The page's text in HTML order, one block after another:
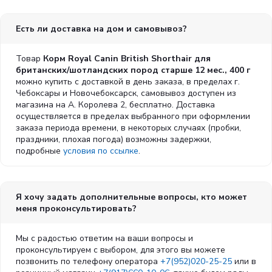
минеральные вещества, дрожжи и побочные продукты
аптечного, экстракт бархатцев прямостоячих (источник
лютеина), гидролизат из панциря ракообразных (источник
глюкозамина), гидролизат из хряща (источник
хондроитина).
*L.I.P.: белки, отобранные по принципу максимальной
усвояемости.
Витамин A: 31000 МЕ, витамин D3: 800 МЕ, E1 (железо): 40
мг, E2 (йод): 4 мг, E4 (медь): 12 мг, E5 (марганец): 51 мг, E6
таурин: 3 г – технологические добавки: клиноптилолит
осадочного происхождения: 10 г – консерванты –
антиоксиданты.
Есть ли доставка на дом и самовывоз?
Товар Корм Royal Canin British Shorthair для
британских/шотландских пород старше 12 мес., 400 г
можно купить с доставкой в день заказа, в пределах г.
Чебоксары и Новочебоксарск, самовывоз доступен из
магазина на А. Королева 2, бесплатно. Доставка
осуществляется в пределах выбранного при оформлении
заказа периода времени, в некоторых случаях (пробки,
праздники, плохая погода) возможны задержки,
подробные условия по ссылке.
Я хочу задать дополнительные вопросы, кто может
меня проконсультировать?
Мы с радостью ответим на ваши вопросы и
проконсультируем с выбором, для этого вы можете
позвонить по телефону оператора +7(952)020-25-25 или в